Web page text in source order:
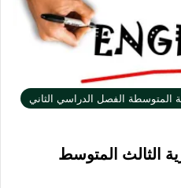
المتوسطة الفصل الدراسي الثاني
الثالث المتوسط